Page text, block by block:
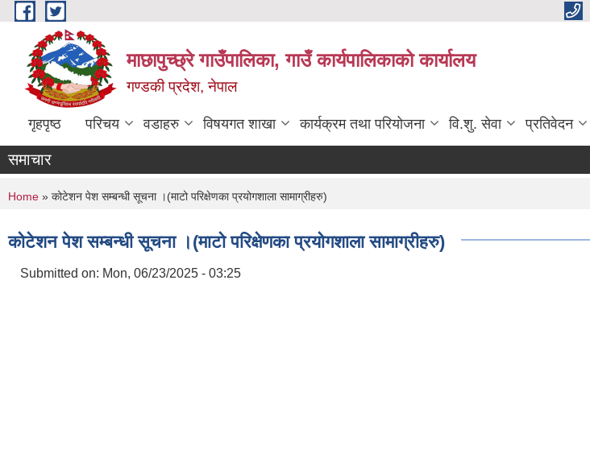
Skip to main content
माछापुच्छ्रे गाउँपालिका, गाउँ कार्यपालिकाको कार्यालय
गण्डकी प्रदेश, नेपाल
गृहपृष्ठ परिचय वडाहरु विषयगत शाखा कार्यक्रम तथा परियोजना वि.शु. सेवा प्रतिवेदन
समाचार
You are here
Home » कोटेशन पेश सम्बन्धी सूचना ।(माटो परिक्षेणका प्रयोगशाला सामाग्रीहरु)
कोटेशन पेश सम्बन्धी सूचना ।(माटो परिक्षेणका प्रयोगशाला सामाग्रीहरु)
Submitted on: Mon, 06/23/2025 - 03:25